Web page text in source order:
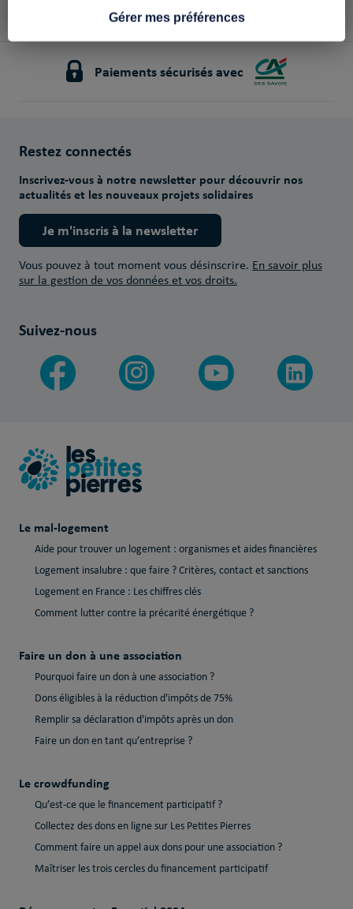
Paiements sécurisés avec
Restez connectés
Inscrivez-vous à notre newsletter pour découvrir nos
actualités et les nouveaux projets solidaires
Je m'inscris à la newsletter
Vous pouvez à tout moment vous désinscrire. En savoir plus
sur la gestion de vos données et vos droits.
Suivez-nous
Le mal-logement
Aide pour trouver un logement : organismes et aides financières
Logement insalubre : que faire ? Critères, contact et sanctions
Logement en France : Les chiffres clés
Comment lutter contre la précarité énergétique ?
Faire un don à une association
Pourquoi faire un don à une association ?
Dons éligibles à la réduction d'impôts de 75%
Remplir sa déclaration d'impôts après un don
Faire un don en tant qu’entreprise ?
Le crowdfunding
Qu’est-ce que le financement participatif ?
Collectez des dons en ligne sur Les Petites Pierres
Comment faire un appel aux dons pour une association ?
Maîtriser les trois cercles du financement participatif
Gérer mes préférences